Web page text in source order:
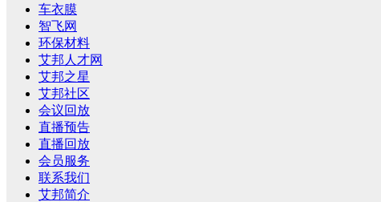
车衣膜
智飞网
环保材料
艾邦人才网
艾邦之星
艾邦社区
会议回放
直播预告
直播回放
会员服务
联系我们
艾邦简介